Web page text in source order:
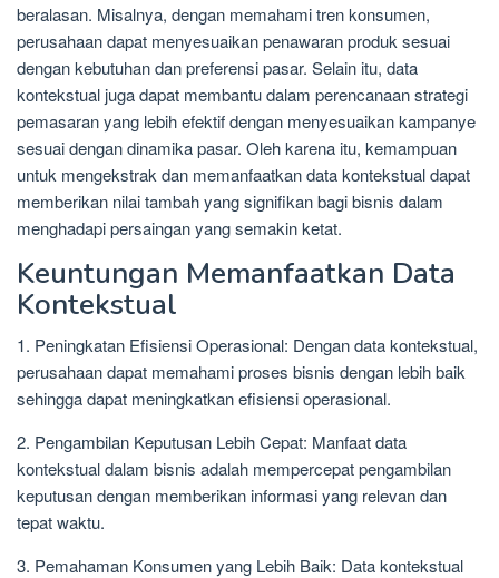
beralasan. Misalnya, dengan memahami tren konsumen,
perusahaan dapat menyesuaikan penawaran produk sesuai
dengan kebutuhan dan preferensi pasar. Selain itu, data
kontekstual juga dapat membantu dalam perencanaan strategi
pemasaran yang lebih efektif dengan menyesuaikan kampanye
sesuai dengan dinamika pasar. Oleh karena itu, kemampuan
untuk mengekstrak dan memanfaatkan data kontekstual dapat
memberikan nilai tambah yang signifikan bagi bisnis dalam
menghadapi persaingan yang semakin ketat.
Keuntungan Memanfaatkan Data
Kontekstual
1. Peningkatan Efisiensi Operasional: Dengan data kontekstual,
perusahaan dapat memahami proses bisnis dengan lebih baik
sehingga dapat meningkatkan efisiensi operasional.
2. Pengambilan Keputusan Lebih Cepat: Manfaat data
kontekstual dalam bisnis adalah mempercepat pengambilan
keputusan dengan memberikan informasi yang relevan dan
tepat waktu.
3. Pemahaman Konsumen yang Lebih Baik: Data kontekstual